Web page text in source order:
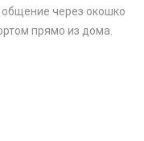
через окошко
прямо из дома.